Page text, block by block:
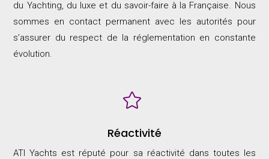
du Yachting, du luxe et du savoir-faire à la Française. Nous
sommes en contact permanent avec les autorités pour
s’assurer du respect de la réglementation en constante
évolution.

Réactivité
ATI Yachts est réputé pour sa réactivité dans toutes les